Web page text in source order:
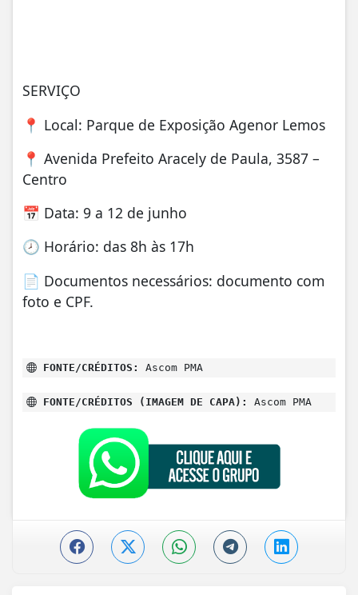
SERVIÇO
📍 Local: Parque de Exposição Agenor Lemos
📍 Avenida Prefeito Aracely de Paula, 3587 –
Centro
📅 Data: 9 a 12 de junho
🕗 Horário: das 8h às 17h
📄 Documentos necessários: documento com
foto e CPF.
FONTE/CRÉDITOS: Ascom PMA
FONTE/CRÉDITOS (IMAGEM DE CAPA): Ascom PMA